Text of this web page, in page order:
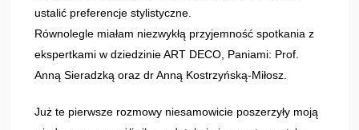
ustalić preferencje stylistyczne.
Równolegle miałam niezwykłą przyjemność spotkania z
ekspertkami w dziedzinie ART DECO, Paniami: Prof.
Anną Sieradzką oraz dr Anną Kostrzyńską-Miłosz.
Już te pierwsze rozmowy niesamowicie poszerzyły moją